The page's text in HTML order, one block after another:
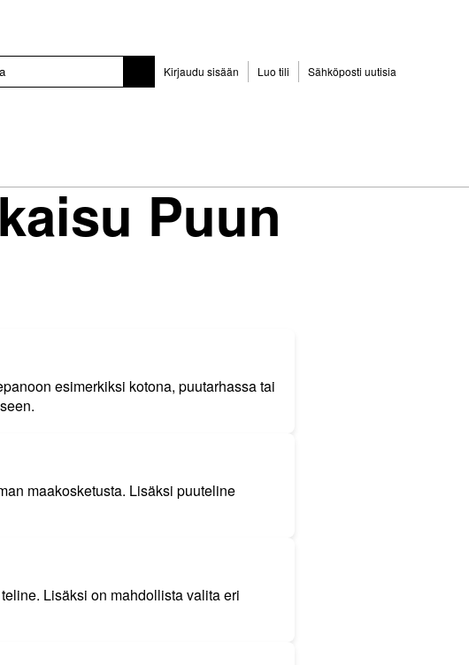
Kirjaudu sisään Luo tili Sähköposti uutisia
Puun
esimerkiksi kotona, puutarhassa tai
maakosketusta. Lisäksi puuteline
Lisäksi on mahdollista valita eri